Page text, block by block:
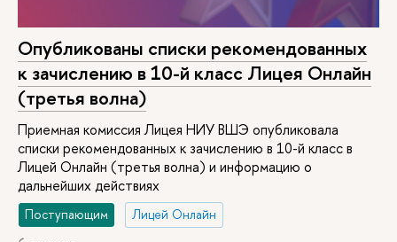
Опубликованы списки рекомендованных
к зачислению в 10-й класс Лицея Онлайн
(третья волна)
Приемная комиссия Лицея НИУ ВШЭ опубликовала
списки рекомендованных к зачислению в 10-й класс в
Лицей Онлайн (третья волна) и информацию о
дальнейших действиях
Поступающим Лицей Онлайн